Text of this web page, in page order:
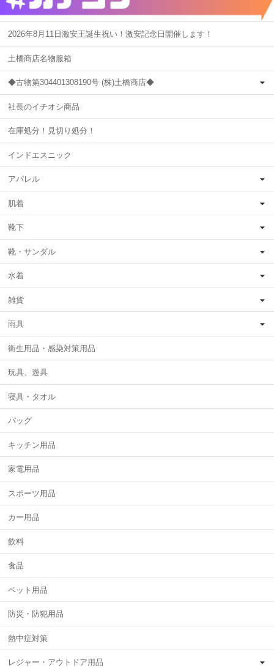
2026年8月11日激安王誕生祝い！激安記念日開催します！
土橋商店名物服箱
◆古物第304401308190号 (株)土橋商店◆
社長のイチオシ商品
在庫処分！見切り処分！
インドエスニック
アパレル
肌着
靴下
靴・サンダル
水着
雑貨
雨具
衛生用品・感染対策用品
玩具、遊具
寝具・タオル
バッグ
キッチン用品
家電用品
スポーツ用品
カー用品
飲料
食品
ペット用品
防災・防犯用品
熱中症対策
レジャー・アウトドア用品